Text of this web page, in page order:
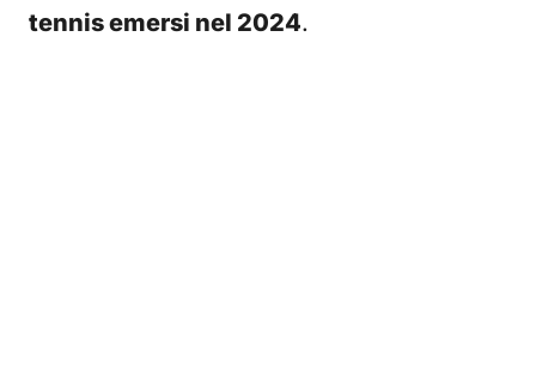
tennis emersi nel 2024.